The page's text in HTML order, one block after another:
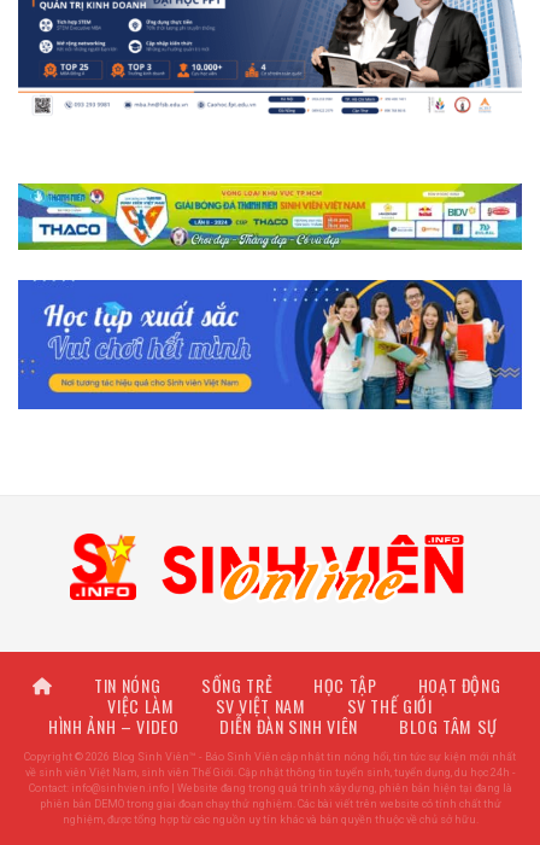
TIN NÓNG SỐNG TRẺ HỌC TẬP
HOẠT ĐỘNG
VIỆC LÀM
SV VIỆT NAM
SV THẾ GIỚI
HÌNH ẢNH – VIDEO
DIỄN ĐÀN SINH VIÊN BLOG TÂM SỰ
Copyright © 2026 Blog Sinh Viên™ - Báo Sinh Viên cập nhật tin nóng hổi, tin tức sự kiện mới nhất
về sinh viên Việt Nam, sinh viên Thế Giới. Cập nhật thông tin tuyển sinh, tuyển dụng, du học 24h -
Contact: info@sinhvien.info| Website đang trong quá trình xây dựng, phiên bản hiện tại đang là
phiên bản DEMO trong giai đoạn chạy thử nghiệm. Các bài viết trên website có tính chất thử
nghiệm, được tổng hợp từ các nguồn uy tín khác và bản quyền thuộc về chủ sở hữu.